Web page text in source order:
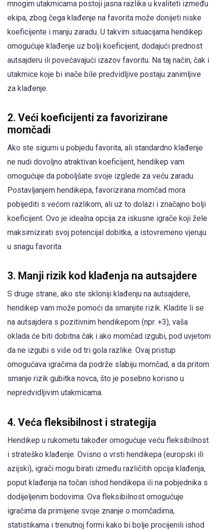
mnogim utakmicama postoji jasna razlika u kvaliteti između
ekipa, zbog čega klađenje na favorita može donijeti niske
koeficijente i manju zaradu. U takvim situacijama hendikep
omogućuje klađenje uz bolji koeficijent, dodajući prednost
autsajderu ili povećavajući izazov favoritu. Na taj način, čak i
utakmice koje bi inače bile predvidljive postaju zanimljive
za klađenje.
2. Veći koeficijenti za favorizirane
momčadi
Ako ste sigurni u pobjedu favorita, ali standardno klađenje
ne nudi dovoljno atraktivan koeficijent, hendikep vam
omogućuje da poboljšate svoje izglede za veću zaradu.
Postavljanjem hendikepa, favorizirana momčad mora
pobijediti s većom razlikom, ali uz to dolazi i značajno bolji
koeficijent. Ovo je idealna opcija za iskusne igrače koji žele
maksimizirati svoj potencijal dobitka, a istovremeno vjeruju
u snagu favorita.
3. Manji rizik kod klađenja na autsajdere
S druge strane, ako ste skloniji klađenju na autsajdere,
hendikep vam može pomoći da smanjite rizik. Kladite li se
na autsajdera s pozitivnim hendikepom (npr. +3), vaša
oklada će biti dobitna čak i ako momčad izgubi, pod uvjetom
da ne izgubi s više od tri gola razlike. Ovaj pristup
omogućava igračima da podrže slabiju momčad, a da pritom
smanje rizik gubitka novca, što je posebno korisno u
nepredvidljivim utakmicama.
4. Veća fleksibilnost i strategija
Hendikep u rukometu također omogućuje veću fleksibilnost
i strateško klađenje. Ovisno o vrsti hendikepa (europski ili
azijski), igrači mogu birati između različitih opcija klađenja,
poput klađenja na točan ishod hendikepa ili na pobjednika s
dodijeljenim bodovima. Ova fleksibilnost omogućuje
igračima da primijene svoje znanje o momčadima,
statistikama i trenutnoj formi kako bi bolje procijenili ishod